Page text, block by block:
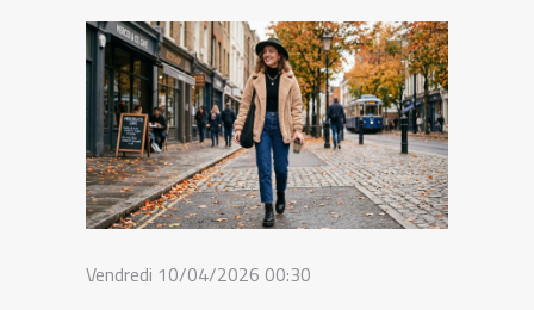
Vendredi 10/04/2026 00:30